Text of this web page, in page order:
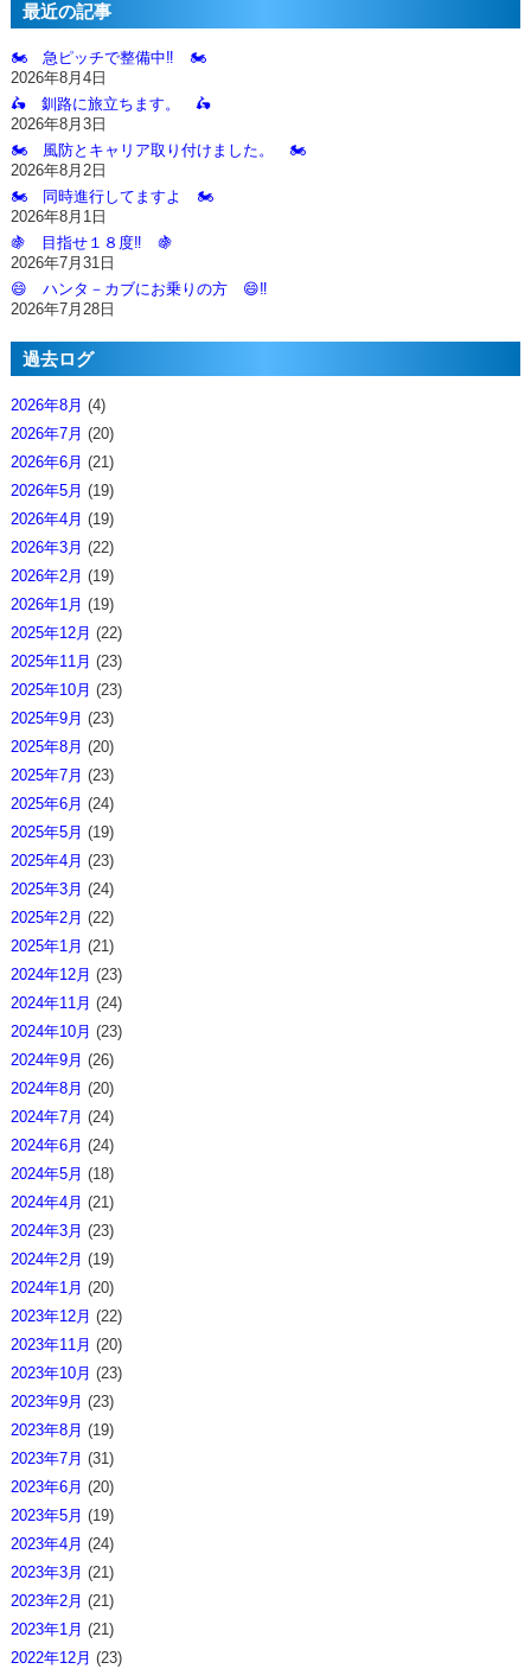
最近の記事
🏍️ 急ピッチで整備中‼️ 🏍️
2026年8月4日
🛵 釧路に旅立ちます。 🛵
2026年8月3日
🏍️ 風防とキャリア取り付けました。 🏍️
2026年8月2日
🏍️ 同時進行してますよ 🏍️
2026年8月1日
🍇 目指せ１８度‼️ 🍇
2026年7月31日
😄 ハンタ－カブにお乗りの方 😄‼️
2026年7月28日
過去ログ
2026年8月 (4)
2026年7月 (20)
2026年6月 (21)
2026年5月 (19)
2026年4月 (19)
2026年3月 (22)
2026年2月 (19)
2026年1月 (19)
2025年12月 (22)
2025年11月 (23)
2025年10月 (23)
2025年9月 (23)
2025年8月 (20)
2025年7月 (23)
2025年6月 (24)
2025年5月 (19)
2025年4月 (23)
2025年3月 (24)
2025年2月 (22)
2025年1月 (21)
2024年12月 (23)
2024年11月 (24)
2024年10月 (23)
2024年9月 (26)
2024年8月 (20)
2024年7月 (24)
2024年6月 (24)
2024年5月 (18)
2024年4月 (21)
2024年3月 (23)
2024年2月 (19)
2024年1月 (20)
2023年12月 (22)
2023年11月 (20)
2023年10月 (23)
2023年9月 (23)
2023年8月 (19)
2023年7月 (31)
2023年6月 (20)
2023年5月 (19)
2023年4月 (24)
2023年3月 (21)
2023年2月 (21)
2023年1月 (21)
2022年12月 (23)